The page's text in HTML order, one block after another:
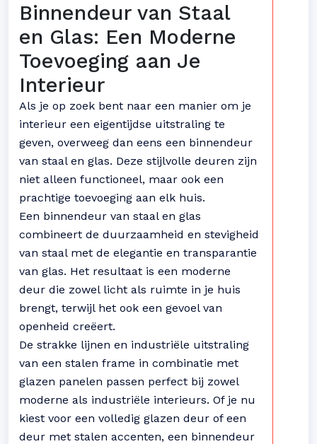
Binnendeur van Staal
en Glas: Een Moderne
Toevoeging aan Je
Interieur
Als je op zoek bent naar een manier om je
interieur een eigentijdse uitstraling te
geven, overweeg dan eens een binnendeur
van staal en glas. Deze stijlvolle deuren zijn
niet alleen functioneel, maar ook een
prachtige toevoeging aan elk huis.
Een binnendeur van staal en glas
combineert de duurzaamheid en stevigheid
van staal met de elegantie en transparantie
van glas. Het resultaat is een moderne
deur die zowel licht als ruimte in je huis
brengt, terwijl het ook een gevoel van
openheid creëert.
De strakke lijnen en industriële uitstraling
van een stalen frame in combinatie met
glazen panelen passen perfect bij zowel
moderne als industriële interieurs. Of je nu
kiest voor een volledig glazen deur of een
deur met stalen accenten, een binnendeur